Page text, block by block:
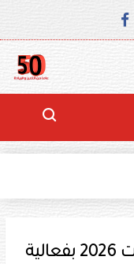
سفارة نيبال تحيي يوم إيفرست 2026 بفعالية